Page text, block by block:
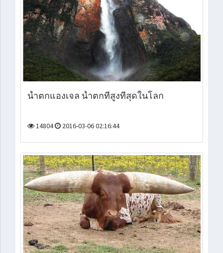
น้ำตกแองเจล น้ำตกที่สูงที่สุดในโลก
14804 2016-03-06 02:16:44